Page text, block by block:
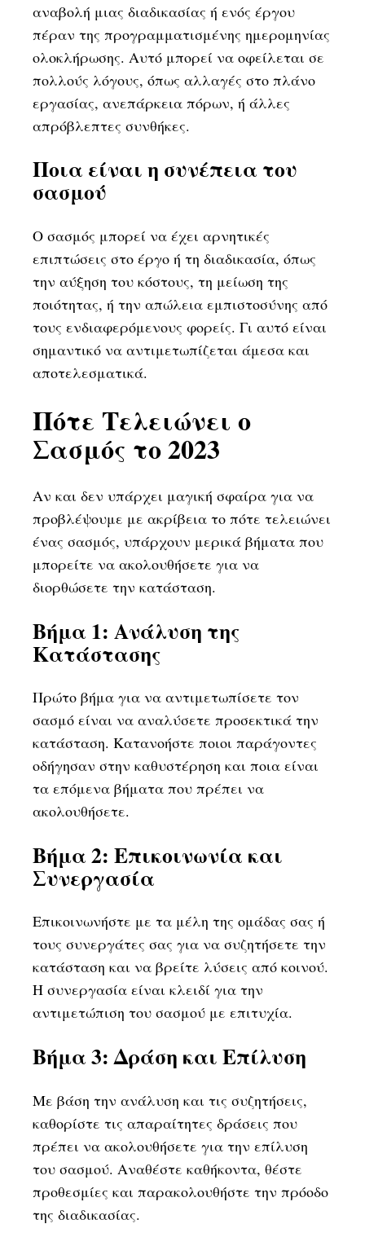
αναβολή μιας διαδικασίας ή ενός έργου
πέραν της προγραμματισμένης ημερομηνίας
ολοκλήρωσης. Αυτό μπορεί να οφείλεται σε
πολλούς λόγους, όπως αλλαγές στο πλάνο
εργασίας, ανεπάρκεια πόρων, ή άλλες
απρόβλεπτες συνθήκες.
Ποια είναι η συνέπεια του
σασμού
Ο σασμός μπορεί να έχει αρνητικές
επιπτώσεις στο έργο ή τη διαδικασία, όπως
την αύξηση του κόστους, τη μείωση της
ποιότητας, ή την απώλεια εμπιστοσύνης από
τους ενδιαφερόμενους φορείς. Γι αυτό είναι
σημαντικό να αντιμετωπίζεται άμεσα και
αποτελεσματικά.
Πότε Τελειώνει ο
Σασμός το 2023
Αν και δεν υπάρχει μαγική σφαίρα για να
προβλέψουμε με ακρίβεια το πότε τελειώνει
ένας σασμός, υπάρχουν μερικά βήματα που
μπορείτε να ακολουθήσετε για να
διορθώσετε την κατάσταση.
Βήμα 1: Ανάλυση της
Κατάστασης
Πρώτο βήμα για να αντιμετωπίσετε τον
σασμό είναι να αναλύσετε προσεκτικά την
κατάσταση. Κατανοήστε ποιοι παράγοντες
οδήγησαν στην καθυστέρηση και ποια είναι
τα επόμενα βήματα που πρέπει να
ακολουθήσετε.
Βήμα 2: Επικοινωνία και
Συνεργασία
Επικοινωνήστε με τα μέλη της ομάδας σας ή
τους συνεργάτες σας για να συζητήσετε την
κατάσταση και να βρείτε λύσεις από κοινού.
Η συνεργασία είναι κλειδί για την
αντιμετώπιση του σασμού με επιτυχία.
Βήμα 3: Δράση και Επίλυση
Με βάση την ανάλυση και τις συζητήσεις,
καθορίστε τις απαραίτητες δράσεις που
πρέπει να ακολουθήσετε για την επίλυση
του σασμού. Αναθέστε καθήκοντα, θέστε
προθεσμίες και παρακολουθήστε την πρόοδο
της διαδικασίας.